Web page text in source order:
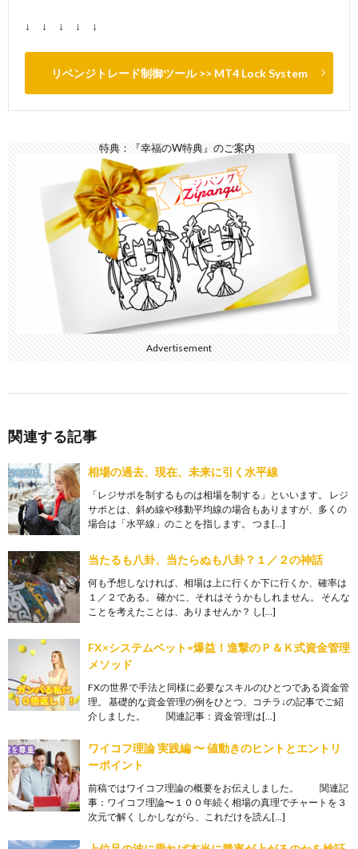
↓ ↓ ↓ ↓ ↓
リベンジトレード制御ツール >> MT4 Lock System
特典：『幸福のW特典』のご案内
Advertisement
関連する記事
相場の過去、現在、未来に引く水平線
「レジサポを制するものは相場を制する」といいます。 レジ
サポとは、斜め線や移動平均線の場合もありますが、多くの
場合は「水平線」のことを指します。 つま[…]
当たるも八卦、当たらぬも八卦？１／２の神話
何も予想しなければ、相場は上に行くか下に行くか、確率は
１／２である。 確かに、それはそうかもしれません。 そんな
ことを考えたことは、ありませんか？ し[…]
FX×システムベット=爆益！進撃のＰ＆Ｋ式資金管理
メソッド
FXの世界で手法と同様に必要なスキルのひとつである資金管
理。 基礎的な資金管理の例をひとつ、コチラ↓の記事でご紹
介しました。 関連記事：資金管理は[…]
ワイコフ理論 実践編 〜 値動きのヒントとエントリ
ーポイント
前稿ではワイコフ理論の概要をお伝えしました。 関連記
事：ワイコフ理論〜１００年続く相場の真理でチャートを３
次元で解く しかしながら、これだけを読ん[…]